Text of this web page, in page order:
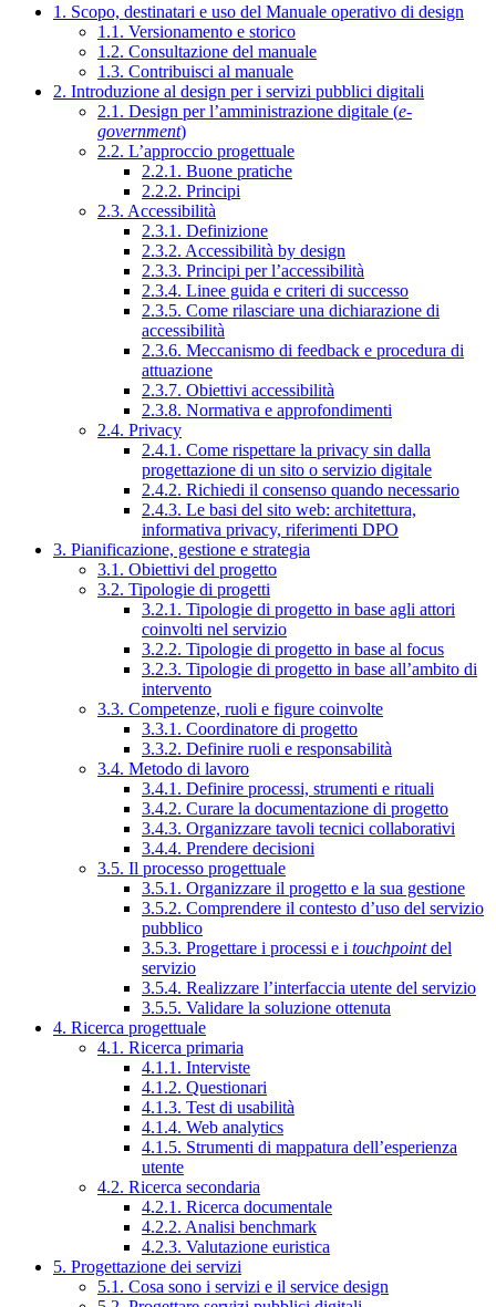
1. Scopo, destinatari e uso del Manuale operativo di design
1.1. Versionamento e storico
1.2. Consultazione del manuale
1.3. Contribuisci al manuale
2. Introduzione al design per i servizi pubblici digitali
2.1. Design per l’amministrazione digitale (e-
government)
2.2. L’approccio progettuale
2.2.1. Buone pratiche
2.2.2. Principi
2.3. Accessibilità
2.3.1. Definizione
2.3.2. Accessibilità by design
2.3.3. Principi per l’accessibilità
2.3.4. Linee guida e criteri di successo
2.3.5. Come rilasciare una dichiarazione di
accessibilità
2.3.6. Meccanismo di feedback e procedura di
attuazione
2.3.7. Obiettivi accessibilità
2.3.8. Normativa e approfondimenti
2.4. Privacy
2.4.1. Come rispettare la privacy sin dalla
progettazione di un sito o servizio digitale
2.4.2. Richiedi il consenso quando necessario
2.4.3. Le basi del sito web: architettura,
informativa privacy, riferimenti DPO
3. Pianificazione, gestione e strategia
3.1. Obiettivi del progetto
3.2. Tipologie di progetti
3.2.1. Tipologie di progetto in base agli attori
coinvolti nel servizio
3.2.2. Tipologie di progetto in base al focus
3.2.3. Tipologie di progetto in base all’ambito di
intervento
3.3. Competenze, ruoli e figure coinvolte
3.3.1. Coordinatore di progetto
3.3.2. Definire ruoli e responsabilità
3.4. Metodo di lavoro
3.4.1. Definire processi, strumenti e rituali
3.4.2. Curare la documentazione di progetto
3.4.3. Organizzare tavoli tecnici collaborativi
3.4.4. Prendere decisioni
3.5. Il processo progettuale
3.5.1. Organizzare il progetto e la sua gestione
3.5.2. Comprendere il contesto d’uso del servizio
pubblico
3.5.3. Progettare i processi e i touchpointdel
servizio
3.5.4. Realizzare l’interfaccia utente del servizio
3.5.5. Validare la soluzione ottenuta
4. Ricerca progettuale
4.1. Ricerca primaria
4.1.1. Interviste
4.1.2. Questionari
4.1.3. Test di usabilità
4.1.4. Web analytics
4.1.5. Strumenti di mappatura dell’esperienza
utente
4.2. Ricerca secondaria
4.2.1. Ricerca documentale
4.2.2. Analisi benchmark
4.2.3. Valutazione euristica
5. Progettazione dei servizi
5.1. Cosa sono i servizi e il service design